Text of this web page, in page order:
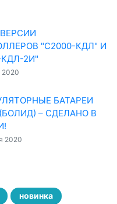
"С2000-КДЛ" И
2И"
2020
БАТАРЕИ
– СДЕЛАНО В
2020
новинка